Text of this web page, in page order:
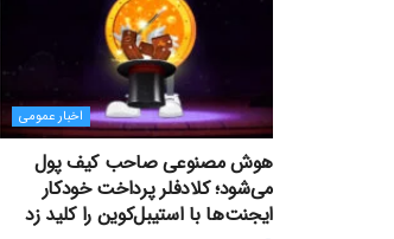
اخبار عمومی
هوش مصنوعی صاحب کیف پول
می‌شود؛ کلادفلر پرداخت خودکار
ایجنت‌ها با استیبل‌کوین را کلید زد